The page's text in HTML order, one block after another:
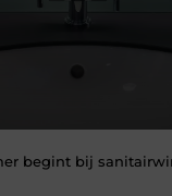
begint bij